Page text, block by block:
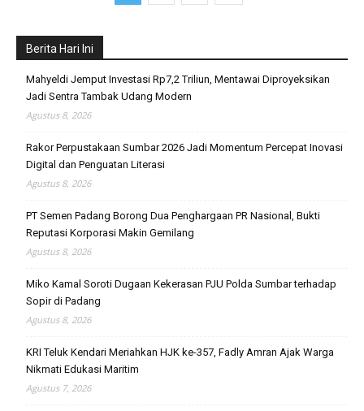
Berita Hari Ini
Mahyeldi Jemput Investasi Rp7,2 Triliun, Mentawai Diproyeksikan
Jadi Sentra Tambak Udang Modern
Agustus 8, 2026
Rakor Perpustakaan Sumbar 2026 Jadi Momentum Percepat Inovasi
Digital dan Penguatan Literasi
Agustus 8, 2026
PT Semen Padang Borong Dua Penghargaan PR Nasional, Bukti
Reputasi Korporasi Makin Gemilang
Agustus 8, 2026
Miko Kamal Soroti Dugaan Kekerasan PJU Polda Sumbar terhadap
Sopir di Padang
Agustus 8, 2026
KRI Teluk Kendari Meriahkan HJK ke-357, Fadly Amran Ajak Warga
Nikmati Edukasi Maritim
Agustus 7, 2026